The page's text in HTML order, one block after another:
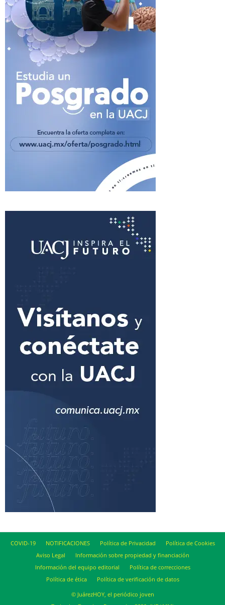
COVID-19 NOTIFICACIONES Política de Privacidad
Política de Cookies
Aviso Legal
Información sobre propiedad y financiación
Información del equipo editorial
Política de correcciones
Política de ética
Política de verificación de datos
© JuárezHOY, el periódico joven